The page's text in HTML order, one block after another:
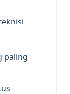
paling